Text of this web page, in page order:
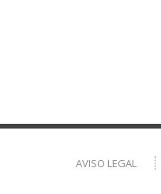
AVISO LEGAL